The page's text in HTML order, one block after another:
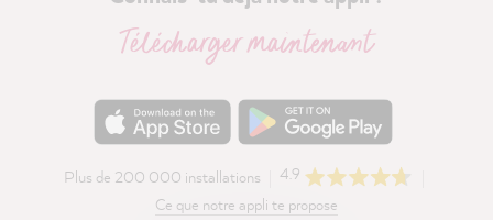
Télécharger maintenant
Plus de 200 000 installations
4.9
Ce que notre appli te propose